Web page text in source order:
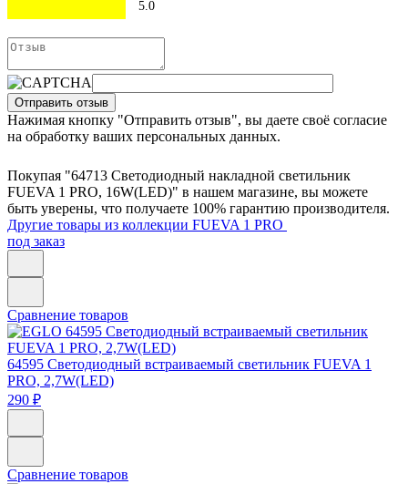
5.0
Отправить отзыв
Нажимая кнопку "Отправить отзыв", вы даете своё согласие
на обработку ваших персональных данных.
Покупая "64713 Светодиодный накладной светильник
FUEVA 1 PRO, 16W(LED)" в нашем магазине, вы можете
быть уверены, что получаете 100% гарантию производителя.
Другие товары из коллекции FUEVA 1 PRO
под заказ
Сравнение товаров
64595 Светодиодный встраиваемый светильник FUEVA 1
PRO, 2,7W(LED)
290 ₽
Сравнение товаров